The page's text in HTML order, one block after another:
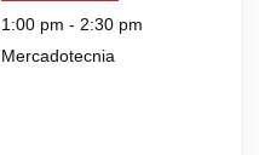
1:00 pm - 2:30 pm
Mercadotecnia